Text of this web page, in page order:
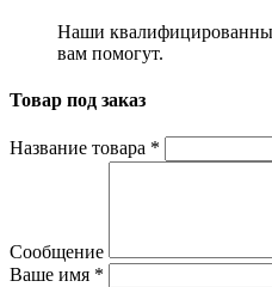
Наши
вам помогут.
Товар под заказ
Название товара *
Сообщение
Ваше имя *